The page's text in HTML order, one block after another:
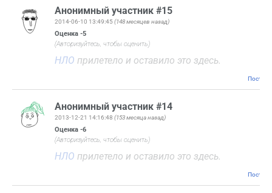
Анонимный участник #15
2014-06-10 13:49:45 (148 месяцев назад)
Оценка -5
(Авторизуйтесь, чтобы оценить)
НЛО прилетело и оставило это здесь.
Анонимный участник #14
2013-12-21 14:16:48 (153 месяца назад)
Оценка -6
(Авторизуйтесь, чтобы оценить)
НЛО прилетело и оставило это здесь.